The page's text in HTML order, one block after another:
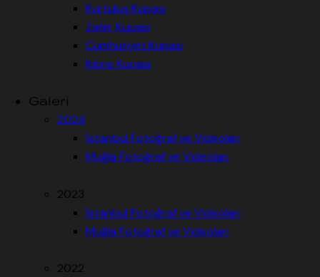
Kurtuluş Kupası
Zafer Kupası
Cumhuriyet Kupası
Kıbrıs Kupası
Galeri
2024
İstanbul Fotoğraf ve Videoları
Muğla Fotoğraf ve Videoları
2023
İstanbul Fotoğraf ve Videoları
Muğla Fotoğraf ve Videoları
2022